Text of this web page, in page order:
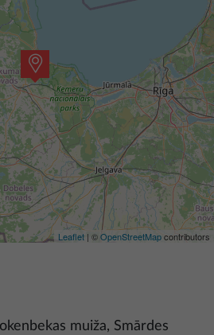
Leaflet | ©OpenStreetMapcontributors
muiža, Smārdes